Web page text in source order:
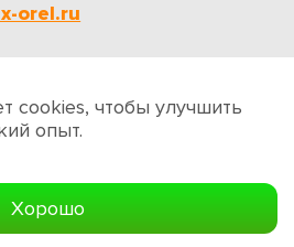
orel.ru
cookies, чтобы улучшить
опыт.
Хорошо